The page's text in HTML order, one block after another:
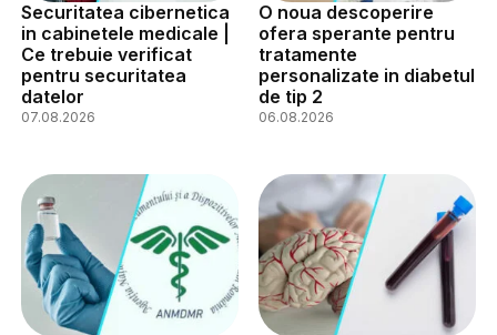
Securitatea cibernetica
in cabinetele medicale |
Ce trebuie verificat
pentru securitatea
datelor
07.08.2026
O noua descoperire
ofera sperante pentru
tratamente
personalizate in diabetul
de tip 2
06.08.2026